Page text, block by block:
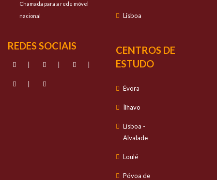
Chamada para a rede móvel
nacional
REDES SOCIAIS
| | |
|
Lisboa
CENTROS DE
ESTUDO
Évora
Ílhavo
Lisboa -
Alvalade
Loulé
Póvoa de